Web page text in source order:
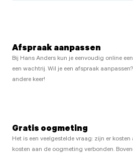
Afspraak aanpassen
Bij Hans Anders kun je eenvoudig online
een wachtrij. Wil je een afspraak
andere keer!
Gratis oogmeting
Het is een veelgestelde vraag: zijn er
kosten aan de oogmeting verbonden.